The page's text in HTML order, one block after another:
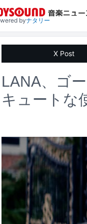
byナタリー
X Post
LANA、ゴ
キュートな